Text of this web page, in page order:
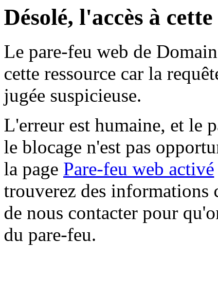
Désolé, l'accès à
Le pare-feu web de
cette ressource car la
jugée suspicieuse.
L'erreur est humaine, et le
le blocage n'est pas
la page Pare-feu web activé
trouverez des informations
de nous contacter pour
du pare-feu.